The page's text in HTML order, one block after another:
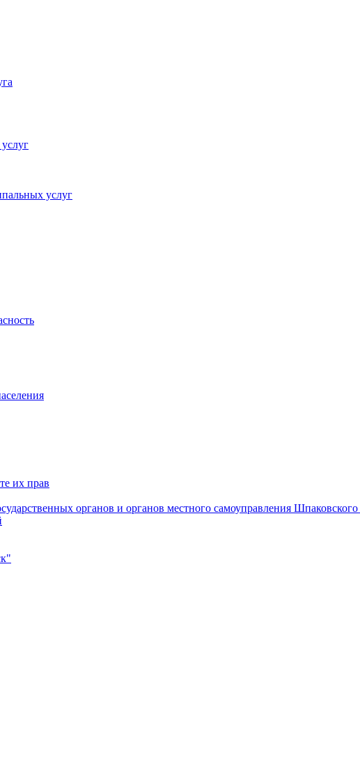
услуг
их прав
органов и органов местного самоуправления